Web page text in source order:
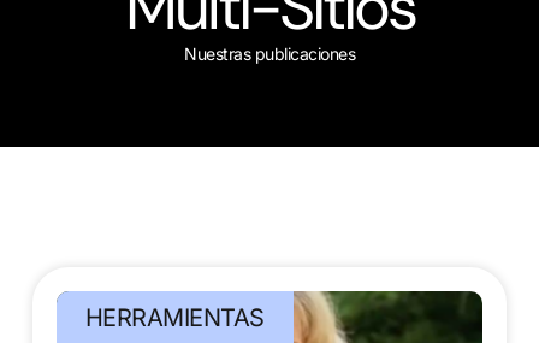
Nuestras publicaciones
HERRAMIENTAS